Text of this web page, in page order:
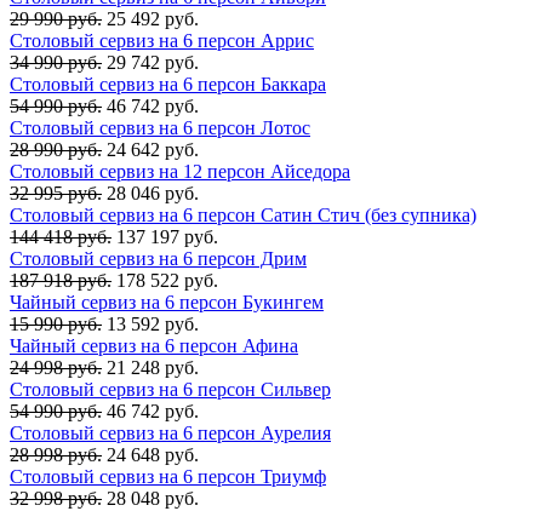
29 990 руб. 25 492 руб.
Столовый сервиз на 6 персон Аррис
34 990 руб. 29 742 руб.
Столовый сервиз на 6 персон Баккара
54 990 руб. 46 742 руб.
Столовый сервиз на 6 персон Лотос
28 990 руб. 24 642 руб.
Столовый сервиз на 12 персон Айседора
32 995 руб. 28 046 руб.
Столовый сервиз на 6 персон Сатин Стич (без супника)
144 418 руб. 137 197 руб.
Столовый сервиз на 6 персон Дрим
187 918 руб. 178 522 руб.
Чайный сервиз на 6 персон Букингем
15 990 руб. 13 592 руб.
Чайный сервиз на 6 персон Афина
24 998 руб. 21 248 руб.
Столовый сервиз на 6 персон Сильвер
54 990 руб. 46 742 руб.
Столовый сервиз на 6 персон Аурелия
28 998 руб. 24 648 руб.
Столовый сервиз на 6 персон Триумф
32 998 руб. 28 048 руб.